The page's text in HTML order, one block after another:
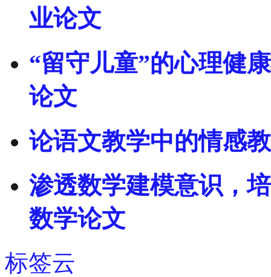
业论文
“留守儿童”的心理健
论文
论语文教学中的情感
渗透数学建模意识，
数学论文
标签云